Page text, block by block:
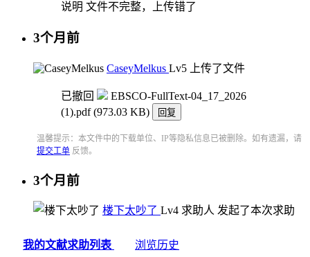
说明 文件不完整，上传错了
3个月前
CaseyMelkus Lv5 上传了文件
已撤回
EBSCO-FullText-04_17_2026
(1).pdf (973.03 KB) 回复
温馨提示：本文件中的下载单位、IP等隐私信息已被删除。如有遗漏，请
提交工单 反馈。
3个月前
楼下太吵了 Lv4 求助人 发起了本次求助
我的文献求助列表
浏览历史